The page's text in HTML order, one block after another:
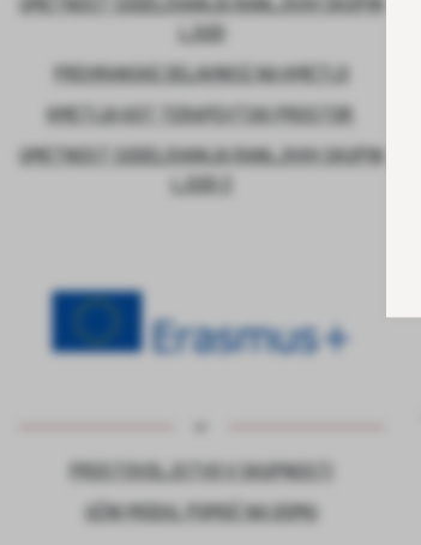
LJUDI
PREHRANSKE DELAVNICE NA KMETIJI
KMETIJA KOT TERAPEVTSKI PROSTOR
UMETNOST SODELOVANJA RANLJIVIH SKUPIN
LJUDI 2
PROSTOVOLJSTVO V SKUPNOSTI
UČNI MODUL POMOČ NA DOMU